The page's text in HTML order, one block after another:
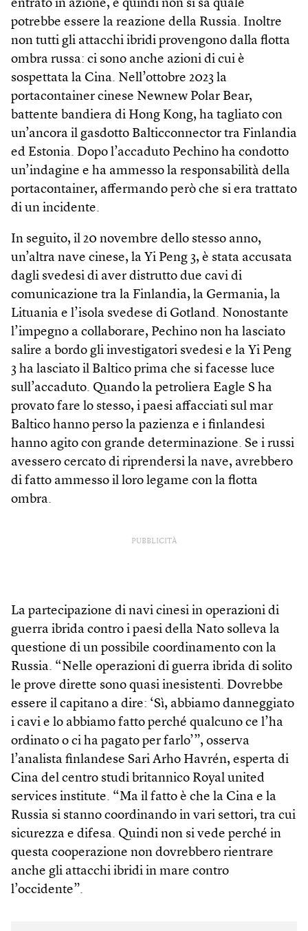
entrato in azione, e quindi non si sa quale
potrebbe essere la reazione della Russia. Inoltre
non tutti gli attacchi ibridi provengono dalla flotta
ombra russa: ci sono anche azioni di cui è
sospettata la Cina. Nell’ottobre 2023 la
portacontainer cinese Newnew Polar Bear,
battente bandiera di Hong Kong, ha tagliato con
un’ancora il gasdotto Balticconnector tra Finlandia
ed Estonia. Dopo l’accaduto Pechino ha condotto
un’indagine e ha ammesso la responsabilità della
portacontainer, affermando però che si era trattato
di un incidente.
In seguito, il 20 novembre dello stesso anno,
un’altra nave cinese, la Yi Peng 3, è stata accusata
dagli svedesi di aver distrutto due cavi di
comunicazione tra la Finlandia, la Germania, la
Lituania e l’isola svedese di Gotland. Nonostante
l’impegno a collaborare, Pechino non ha lasciato
salire a bordo gli investigatori svedesi e la Yi Peng
3 ha lasciato il Baltico prima che si facesse luce
sull’accaduto. Quando la petroliera Eagle S ha
provato fare lo stesso, i paesi affacciati sul mar
Baltico hanno perso la pazienza e i finlandesi
hanno agito con grande determinazione. Se i russi
avessero cercato di riprendersi la nave, avrebbero
di fatto ammesso il loro legame con la flotta
ombra.
PUBBLICITÀ
La partecipazione di navi cinesi in operazioni di
guerra ibrida contro i paesi della Nato solleva la
questione di un possibile coordinamento con la
Russia. “Nelle operazioni di guerra ibrida di solito
le prove dirette sono quasi inesistenti. Dovrebbe
essere il capitano a dire: ‘Sì, abbiamo danneggiato
i cavi e lo abbiamo fatto perché qualcuno ce l’ha
ordinato o ci ha pagato per farlo’”, osserva
l’analista finlandese Sari Arho Havrén, esperta di
Cina del centro studi britannico Royal united
services institute. “Ma il fatto è che la Cina e la
Russia si stanno coordinando in vari settori, tra cui
sicurezza e difesa. Quindi non si vede perché in
questa cooperazione non dovrebbero rientrare
anche gli attacchi ibridi in mare contro
l’occidente”.